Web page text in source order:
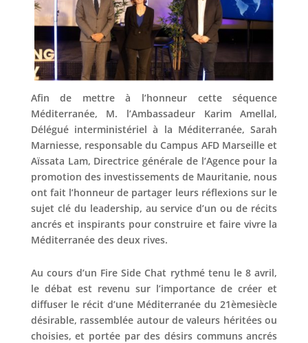
Afin de mettre à l’honneur cette séquence
Méditerranée, M. l’Ambassadeur Karim Amellal,
Délégué interministériel à la Méditerranée, Sarah
Marniesse, responsable du Campus AFD Marseille et
Aïssata Lam, Directrice générale de l’Agence pour la
promotion des investissements de Mauritanie, nous
ont fait l’honneur de partager leurs réflexions sur le
sujet clé du leadership, au service d’un ou de récits
ancrés et inspirants pour construire et faire vivre la
Méditerranée des deux rives.
Au cours d’un Fire Side Chat rythmé tenu le 8 avril,
le débat est revenu sur l’importance de créer et
diffuser le récit d’une Méditerranée du 21èmesiècle
désirable, rassemblée autour de valeurs héritées ou
choisies, et portée par des désirs communs ancrés